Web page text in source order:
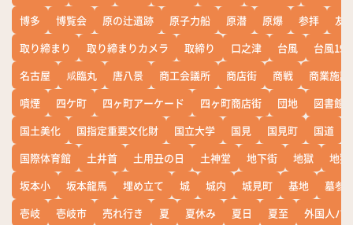
博多
博覧会 原の辻遺跡 原子力船 原潜 原爆 参拝
友
取り締まり
取り締まりカメラ 取締り 口之津 台風
台風19
名古屋
咸臨丸 唐八景 商工会議所 商店街 商戦
商業施設
噴煙
四ケ町 四ヶ町アーケード 四ヶ町商店街 団地
図書館
国土美化
国指定重要文化財 国立大学 国見 国見町 国道
国際体育館
土井首 土用丑の日 土神堂 地下街 地獄
地獄
坂本小
坂本龍馬 埋め立て 城 城内 城見町 基地
墓参
壱岐
壱岐市 売れ行き 夏 夏休み 夏日 夏至
外国人バ